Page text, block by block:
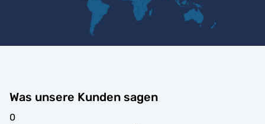
Was unsere Kunden sagen
0